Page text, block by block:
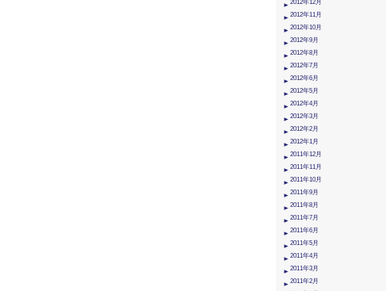
2012年12月
2012年11月
2012年10月
2012年9月
2012年8月
2012年7月
2012年6月
2012年5月
2012年4月
2012年3月
2012年2月
2012年1月
2011年12月
2011年11月
2011年10月
2011年9月
2011年8月
2011年7月
2011年6月
2011年5月
2011年4月
2011年3月
2011年2月